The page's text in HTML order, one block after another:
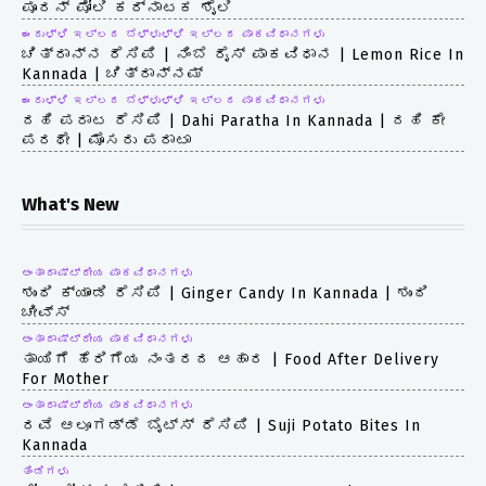
ಪೂರನ್ ಪೋಲಿ ಕರ್ನಾಟಕ ಶೈಲಿ
ಈರುಳ್ಳಿ ಇಲ್ಲದ ಬೆಳ್ಳುಳ್ಳಿ ಇಲ್ಲದ ಪಾಕವಿಧಾನಗಳು
ಚಿತ್ರಾನ್ನ ರೆಸಿಪಿ | ನಿಂಬೆ ರೈಸ್ ಪಾಕವಿಧಾನ | Lemon Rice In
Kannada | ಚಿತ್ರಾನ್ನಮ್
ಈರುಳ್ಳಿ ಇಲ್ಲದ ಬೆಳ್ಳುಳ್ಳಿ ಇಲ್ಲದ ಪಾಕವಿಧಾನಗಳು
ದಹಿ ಪರಾಟ ರೆಸಿಪಿ | Dahi Paratha In Kannada | ದಹಿ ಕೇ
ಪರಥೇ | ಮೊಸರು ಪರಾಟಾ
What's New
ಅಂತಾರಾಷ್ಟ್ರೀಯ ಪಾಕವಿಧಾನಗಳು
ಶುಂಠಿ ಕ್ಯಾಂಡಿ ರೆಸಿಪಿ | Ginger Candy In Kannada | ಶುಂಠಿ
ಚೀವ್ಸ್
ಅಂತಾರಾಷ್ಟ್ರೀಯ ಪಾಕವಿಧಾನಗಳು
ತಾಯಿಗೆ ಹೆರಿಗೆಯ ನಂತರದ ಆಹಾರ | Food After Delivery
For Mother
ಅಂತಾರಾಷ್ಟ್ರೀಯ ಪಾಕವಿಧಾನಗಳು
ರವೆ ಆಲೂಗಡ್ಡೆ ಬೈಟ್ಸ್ ರೆಸಿಪಿ | Suji Potato Bites In
Kannada
ತಿಂಡಿಗಳು